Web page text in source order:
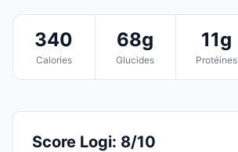
340
Calories
68g
Glucides
11g
Protéines
Score Logi: 8/10